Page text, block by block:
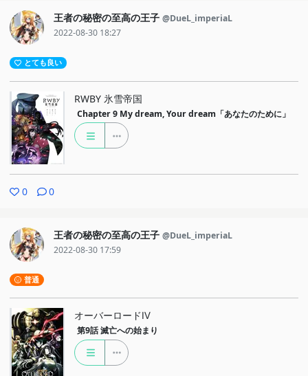
王者の秘密の至高の王子 @DueL_imperiaL
2022-08-30 18:27
とても良い
RWBY 氷雪帝国
Chapter 9 My dream, Your dream「あなたのために」
0 0
王者の秘密の至高の王子 @DueL_imperiaL
2022-08-30 17:59
普通
オーバーロードⅣ
第9話 滅亡への始まり